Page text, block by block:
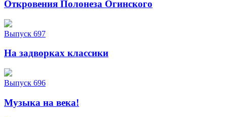
Откровения Полонеза Огинского
Выпуск 697
На задворках классики
Выпуск 696
Музыка на века!